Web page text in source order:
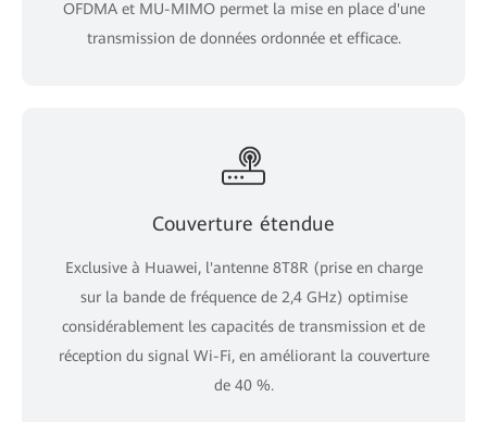
OFDMA et MU-MIMO permet la mise en place d'une
transmission de données ordonnée et efficace.
Couverture étendue
Exclusive à Huawei, l'antenne 8T8R (prise en charge
sur la bande de fréquence de 2,4 GHz) optimise
considérablement les capacités de transmission et de
réception du signal Wi-Fi, en améliorant la couverture
de 40 %.